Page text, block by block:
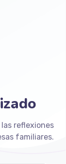
reflexiones
familiares.